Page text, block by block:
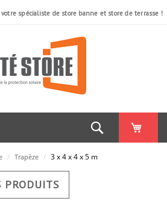
votre spécialiste de store banne et store de terrasse !
Rechercher
/ Trapèze / 3 x 4 x 4 x 5 m
PRODUITS